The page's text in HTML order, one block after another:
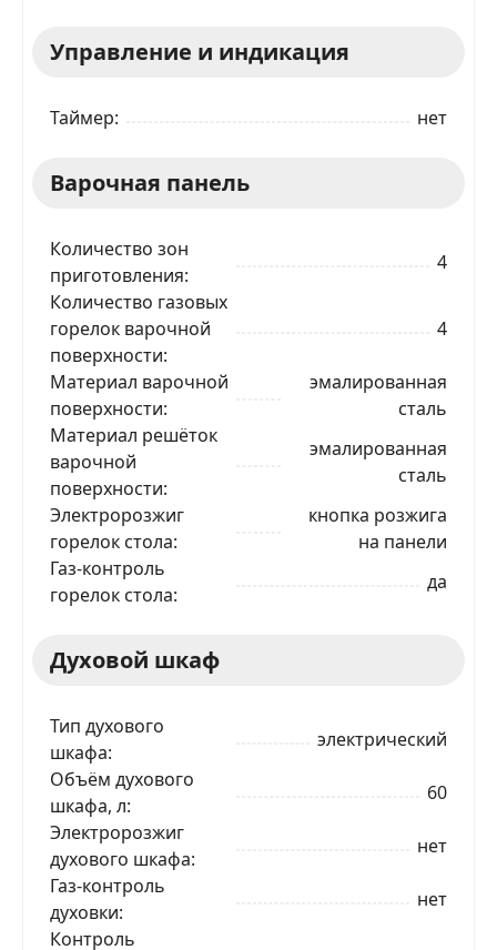
Управление и индикация
Таймер нет
Варочная панель
Количество зон
приготовления
4
Количество газовых
горелок варочной
поверхности
4
Материал варочной
поверхности
эмалированная
сталь
Материал решёток
варочной
поверхности
эмалированная
сталь
Электророзжиг
горелок стола
кнопка розжига
на панели
Газ-контроль
горелок стола
да
Духовой шкаф
Тип духового
шкафа
электрический
Объём духового
шкафа, л
60
Электророзжиг
духового шкафа
нет
Газ-контроль
духовки
нет
Контроль